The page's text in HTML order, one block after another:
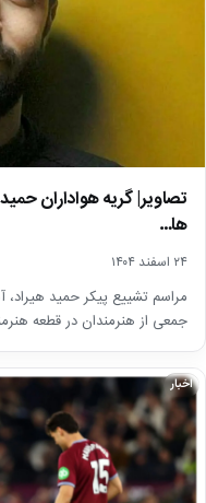
تصاویر| گریه هواداران
ها…
۲۴ اسفند ۱۴۰۴
مراسم تشییع پیکر حمید
جمعی از هنرمندان در قطعه
اخبار